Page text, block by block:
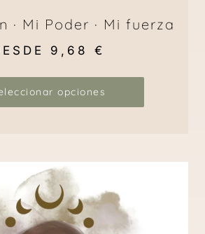
· Mi Poder · Mi fuerza
9,68 €
opciones